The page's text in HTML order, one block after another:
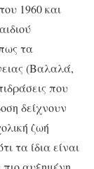
1960 και
τα
(Βαλαλά,
που
δείχνουν
ζωή
τα ίδια είναι